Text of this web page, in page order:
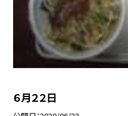
６月２２日